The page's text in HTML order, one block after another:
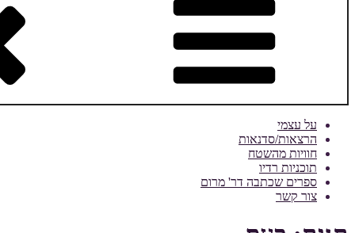
על עצמי
הרצאות/סדנאות
חוויות מהשטח
תוכניות רדיו
ספרים שכתבה דר' מרום
צור קשר